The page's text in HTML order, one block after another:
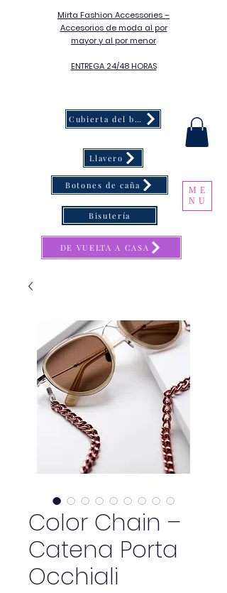
Mirta Fashion Accessories –
Accesorios de moda al por
mayor y al por menor
ENTREGA 24/48 HORAS
ME
NU
Cubierta del botón
Llavero
Botones de caña
DE VUELTA A CASA
Bisutería
Color Chain –
Catena Porta
Occhiali